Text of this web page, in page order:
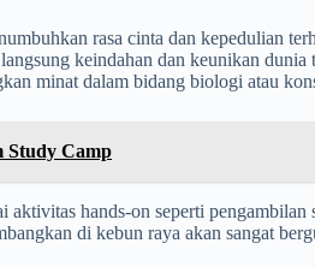
rasa cinta dan kepedulian
keindahan dan keunikan
minat dalam bidang biologi atau
Study Camp
hands-on seperti pengambilan
di kebun raya akan sangat